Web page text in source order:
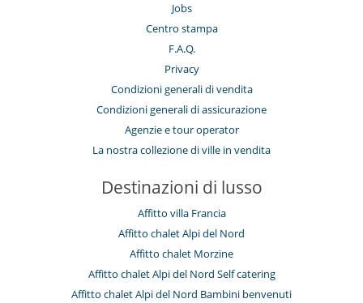
Jobs
Centro stampa
F.A.Q.
Privacy
Condizioni generali di vendita
Condizioni generali di assicurazione
Agenzie e tour operator
La nostra collezione di ville in vendita
Destinazioni di lusso
Affitto villa Francia
Affitto chalet Alpi del Nord
Affitto chalet Morzine
Affitto chalet Alpi del Nord Self catering
Affitto chalet Alpi del Nord Bambini benvenuti